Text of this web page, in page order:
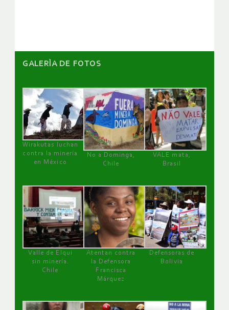
GALERÌA DE FOTOS
Wirakutas luchan
contra la minería
en México
No a Dominga,
Chile
VALE mata,
Brasil
Valle de Elqui
sin minería.
Chile
Atentan contra
la Defensora
Francisca
Márquez
Defensoras de
Bolivia